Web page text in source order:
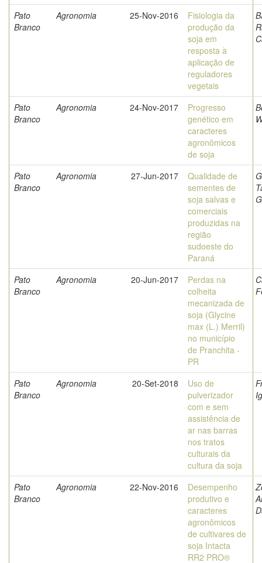
Pato
Branco
Agronomia 25-Nov-2016
Fisiologia da
produção da
soja em
resposta à
aplicação de
reguladores
vegetais
Pato
Branco
Agronomia 24-Nov-2017
Progresso
genético em
caracteres
agronômicos
de soja
Pato
Branco
Agronomia 27-Jun-2017
Qualidade de
sementes de
soja salvas e
comerciais
produzidas na
região
sudoeste do
Paraná
Pato
Branco
Agronomia 20-Jun-2017
Perdas na
colheita
mecanizada de
soja (Glycine
max (L.) Merril)
no município
de Pranchita -
PR
Pato
Branco
Agronomia 20-Set-2018
Uso de
pulverizador
com e sem
assistência de
ar nas barras
nos tratos
culturais da
cultura da soja
Pato
Branco
Agronomia 22-Nov-2016
Desempenho
produtivo e
caracteres
agronômicos
de cultivares de
soja Intacta
RR2 PRO®